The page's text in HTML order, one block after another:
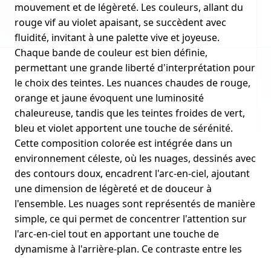
mouvement et de légèreté. Les couleurs, allant du
rouge vif au violet apaisant, se succèdent avec
fluidité, invitant à une palette vive et joyeuse.
Chaque bande de couleur est bien définie,
permettant une grande liberté d'interprétation pour
le choix des teintes. Les nuances chaudes de rouge,
orange et jaune évoquent une luminosité
chaleureuse, tandis que les teintes froides de vert,
bleu et violet apportent une touche de sérénité.
Cette composition colorée est intégrée dans un
environnement céleste, où les nuages, dessinés avec
des contours doux, encadrent l'arc-en-ciel, ajoutant
une dimension de légèreté et de douceur à
l'ensemble. Les nuages sont représentés de manière
simple, ce qui permet de concentrer l'attention sur
l'arc-en-ciel tout en apportant une touche de
dynamisme à l'arrière-plan. Ce contraste entre les